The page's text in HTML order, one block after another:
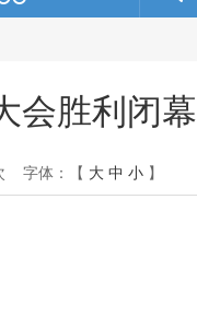
会胜利闭幕
字体：【 大 中 小 】